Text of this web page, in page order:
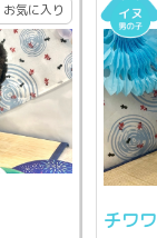
お気に入り
チワワ